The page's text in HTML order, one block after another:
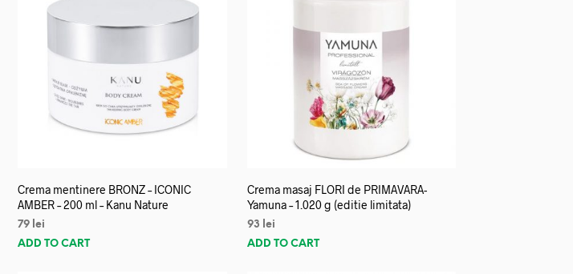
Crema mentinere BRONZ – ICONIC
AMBER – 200 ml – Kanu Nature
79 lei
ADD TO CART
Crema masaj FLORI de PRIMAVARA-
Yamuna – 1.020 g (editie limitata)
93
lei
ADD TO CART